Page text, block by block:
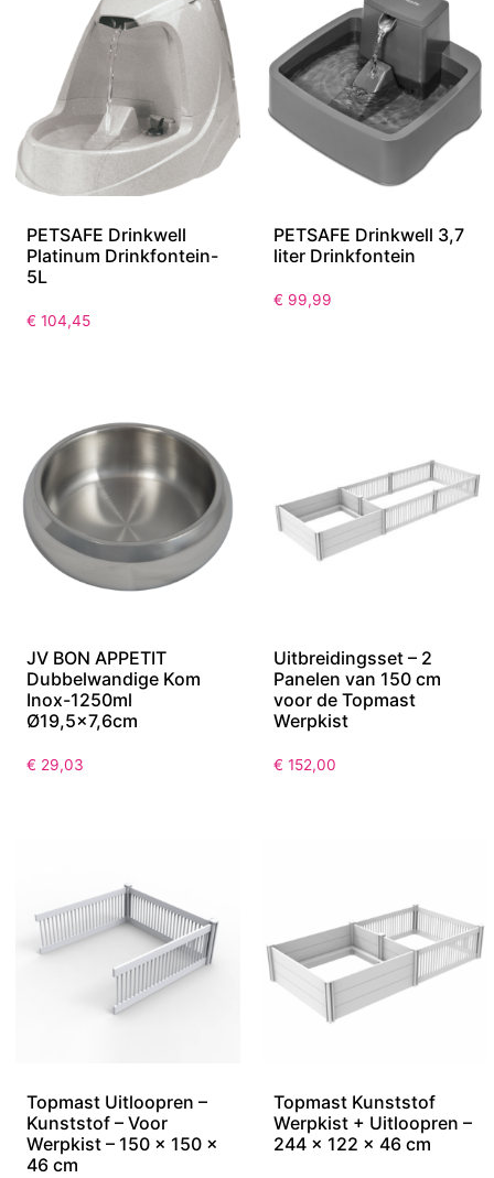
PETSAFE Drinkwell
Platinum Drinkfontein-
5L
€ 104,45
PETSAFE Drinkwell 3,7
liter Drinkfontein
€ 99,99
JV BON APPETIT
Dubbelwandige Kom
Inox-1250ml
Ø19,5×7,6cm
€ 29,03
Uitbreidingsset – 2
Panelen van 150 cm
voor de Topmast
Werpkist
€ 152,00
Topmast Uitloopren –
Kunststof – Voor
Werpkist – 150 x 150 x
46 cm
Topmast Kunststof
Werpkist + Uitloopren –
244 x 122 x 46 cm